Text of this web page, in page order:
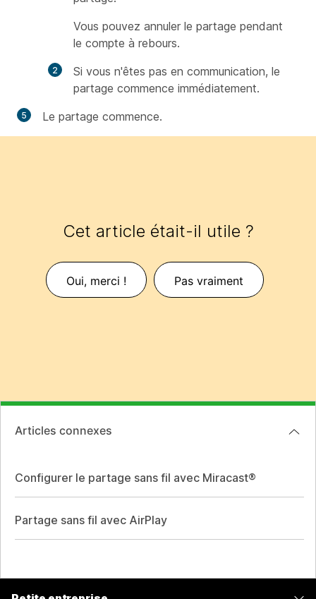
Vous pouvez annuler le partage pendant
le compte à rebours.
Si vous n'êtes pas en communication, le
partage commence immédiatement.
Le partage commence.
Cet article était-il utile ?
Oui, merci ! Pas vraiment
Articles connexes
Configurer le partage sans fil avec Miracast®
Partage sans fil avec AirPlay